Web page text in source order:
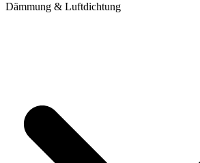
Dämmung & Luftdichtung